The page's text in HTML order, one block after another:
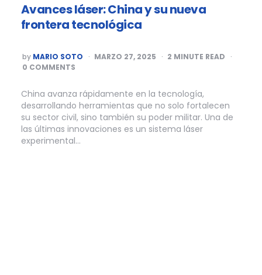
Avances láser: China y su nueva
frontera tecnológica
POSTED
BY
by MARIO SOTO MARZO 27, 2025 2 MINUTE READ
0 COMMENTS
China avanza rápidamente en la tecnología,
desarrollando herramientas que no solo fortalecen
su sector civil, sino también su poder militar. Una de
las últimas innovaciones es un sistema láser
experimental…